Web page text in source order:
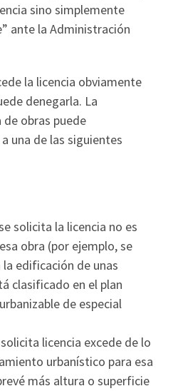
sino simplemente
ante la Administración
la licencia obviamente
denegarla. La
de obras puede
una de las siguientes
solicita la licencia no es
obra (por ejemplo, se
edificación de unas
clasificado en el plan
de especial
licencia excede de lo
urbanístico para esa
más altura o superficie